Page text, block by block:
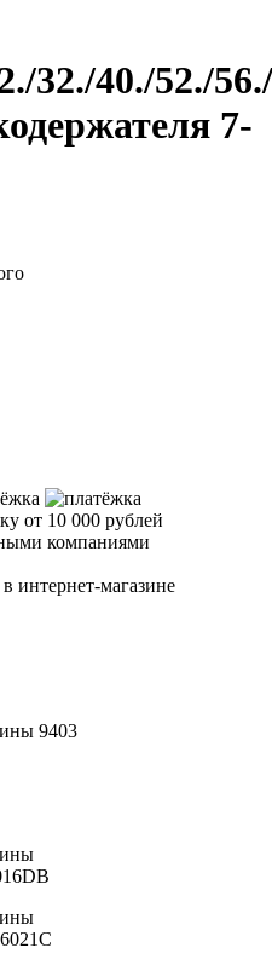
32./40./52./
7-
от 10 000 рублей
компаниями
интернет-магазине
9403